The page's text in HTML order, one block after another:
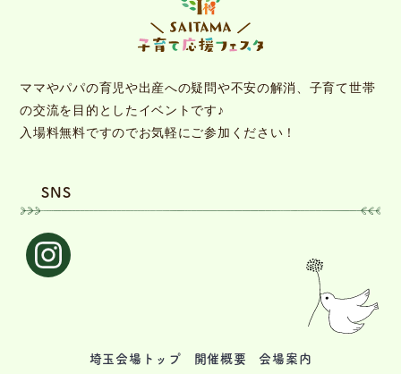
ママやパパの育児や出産への疑問や不安の解消、子育て世帯
の交流を目的としたイベントです♪
入場料無料ですのでお気軽にご参加ください！
SNS
埼玉会場トップ 開催概要 会場案内